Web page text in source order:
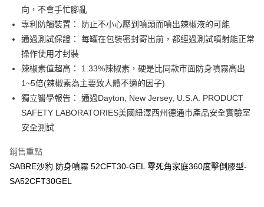
【「AFTEE先享後付」結帳流程】
１．於結帳方式選擇「AFTEE先享後付」後，將跳轉至「AFTEE先享後付」
結帳頁面，進行簡訊認證並確認金額後，即可完成結帳。
２．訂單成立數日內，您將收到繳費通知簡訊。
３．收到繳費通知簡訊後14天內，點擊此簡訊中的連結，可透過四大超商／
※ 請注意：結帳手續完成當下不需立刻繳費，但若您需要取消訂單，請聯絡
購買商品的店家。未經商家同意取消之訂單仍視為有效，需透過AFTEE先享
後付繳納相關費用。
※ 交易是否成功請以「AFTEE先享後付 」之結帳頁面顯示為準，若有關於
是否繳費成功／繳費後需取消欲退款等相關疑問，請聯繫「AFTEE先享後付
客戶支援中心」
【注意事項】
１．透過由恩沛科技股份有限公司提供之「AFTEE先享後付」服務完成之交
易，需依本服務之必要範圍內提供個人資料，並將交易相關給付款項請求債
權轉讓予恩沛科技股份有限公司。
全家取貨付款
每筆NT$60，滿NT$2,000(含以上)免運費
7-11取貨付款
每筆NT$60，滿NT$2,000(含以上)免運費
7-11取貨(快速到店)
每筆NT$60，滿NT$2,000(含以上)免運費
新竹物流
郵局
每筆NT$150，滿NT$2,000(含以上)免運費
向，不會手忙腳亂
專利防觸裝置： 防止不小心壓到噴頭而噴出辣椒液的可能
通過測試保證： 每罐在包裝密封寄出前，都經過測試噴射能正常
操作使用才封裝
辣椒素值超高： 1.33%辣椒素，硬是比同款市面防身噴霧高出
1~5倍(辣椒素為主要致人體不適的因子)
獨立醫學報告： 通過Dayton, New Jersey, U.S.A. PRODUCT
SAFETY LABORATORIES美國紐澤西州德通市產品安全實驗室
安全測試
銷售重點
SABRE沙豹 防身噴霧 52CFT30-GEL 零死角家庭360度擊倒膠型-
SA52CFT30GEL